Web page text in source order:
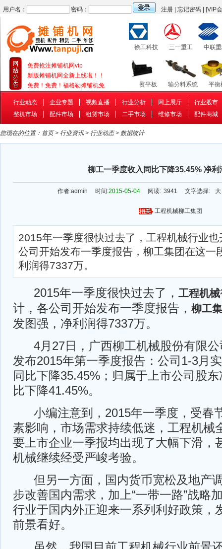
用户名： 密码： 注册 忘记密码 [VIP
免费抢注摊铺机网vip
新版摊铺机网全新上线啦！！
免费！免费！福格勒摊铺机免
徐工科技 三一重工 中联
熨平板 输分料系统 平衡
行业动态 企业专题 视频直播 行业分析 网上展厅
行业股市
整机市场
配件市场 租赁市场 二手市场 维修市场 配件商城
您现在的位置： 首页> 行业资讯 > 行业动态> 数据统计
柳工一季度收入同比下降35.45% 净利
作者:admin 时间:2015-05-04 阅读: 3941 文字选择: 大
工程机械柳工集团
2015年一季度很快过去了，工程机械行业
公司开始发布一季度报告，柳工集团在这一
利润得7337万。
2015年一季度很快过去了， 工程机械
计，各公司开始发布一季度报告， 柳工
发图强，净利润得7337万。
4月27日，广西柳工机械股份有限公
发布2015年第一季度报告：公司1-3月
同比下降35.45%；归属于上市公司股
比下降41.45%。
小编注意到，2015年一季度，受春
素影响，市场需求持续低迷，工程机械
要上市企业一季报均出现了大幅下滑，
机械继续经受严峻考验。
但另一方面，国内货币宽松及地产
步改善国内需求，加上“一带一路”战略
行业于国内外正迎来一系列利好政策，
前景看好。